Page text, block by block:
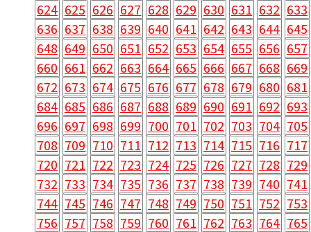
624 625 626 627 628 629 630 631 632 633
636 637 638 639 640 641 642 643 644 645
648 649 650 651 652 653 654 655 656 657
660 661 662 663 664 665 666 667 668 669
672 673 674 675 676 677 678 679 680 681
684 685 686 687 688 689 690 691 692 693
696 697 698 699 700 701 702 703 704 705
708 709 710 711 712 713 714 715 716 717
720 721 722 723 724 725 726 727 728 729
732 733 734 735 736 737 738 739 740 741
744 745 746 747 748 749 750 751 752 753
756 757 758 759 760 761 762 763 764 765